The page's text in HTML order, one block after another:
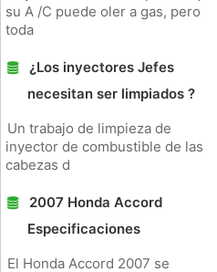
su A /C puede oler a gas, pero
toda
¿Los inyectores Jefes
necesitan ser limpiados ?
Un trabajo de limpieza de
inyector de combustible de las
cabezas d
2007 Honda Accord
Especificaciones
El Honda Accord 2007 se